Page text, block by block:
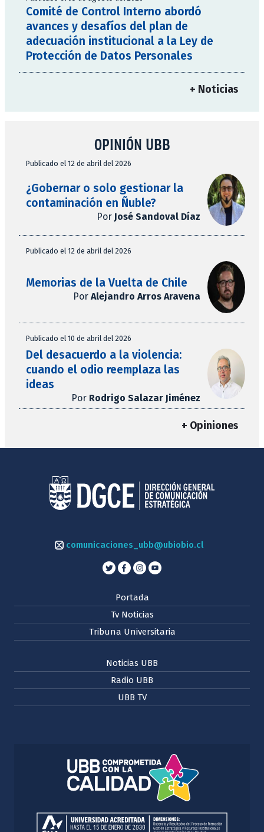
Comité de Control Interno abordó
avances y desafíos del plan de
adecuación institucional a la Ley de
Protección de Datos Personales
+ Noticias
OPINIÓN UBB
Publicado el 12 de abril del 2026
¿Gobernar o solo gestionar la
contaminación en Ñuble?
Por José Sandoval Díaz
Publicado el 12 de abril del 2026
Memorias de la Vuelta de Chile
Por Alejandro Arros Aravena
Publicado el 10 de abril del 2026
Del desacuerdo a la violencia:
cuando el odio reemplaza las
ideas
Por Rodrigo Salazar Jiménez
+ Opiniones
comunicaciones_ubb@ubiobio.cl
Portada
Tv Noticias
Tribuna Universitaria
Noticias UBB
Radio UBB
UBB TV